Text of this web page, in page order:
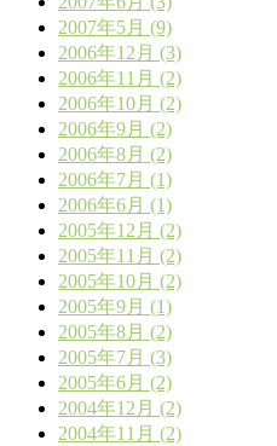
2007年5月 (9)
2006年12月 (3)
2006年11月 (2)
2006年10月 (2)
2006年9月 (2)
2006年8月 (2)
2006年7月 (1)
2006年6月 (1)
2005年12月 (2)
2005年11月 (2)
2005年10月 (2)
2005年9月 (1)
2005年8月 (2)
2005年7月 (3)
2005年6月 (2)
2004年12月 (2)
2004年11月 (2)